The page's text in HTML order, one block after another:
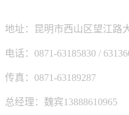
地址：昆明市西山区望江路
电话：0871-63185830 /
传真：0871-63189287
总经理：魏宾13888610965